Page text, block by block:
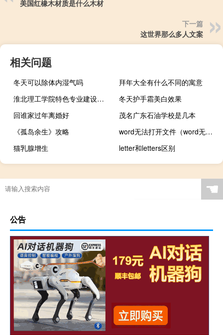
美国红橡木材质是什么木材
下一篇
这世界那么多人文案
相关问题
冬天可以除体内湿气吗
拜年大全有什么不同的寓意
淮北理工学院特色专业建设点有哪些
冬天护手霜美白效果
回谁家过年离婚好
茂名广东石油学校是几本
《孤岛余生》攻略
word无法打开文件（word无法打开）
猫乳腺增生
letter和letters区别
☚
公告